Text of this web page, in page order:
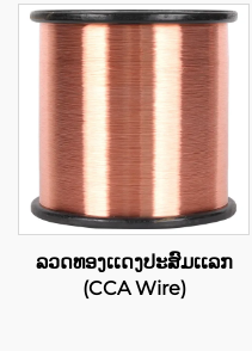
ລວດທອງເເດງປະສົມເເລກ
(CCA Wire)